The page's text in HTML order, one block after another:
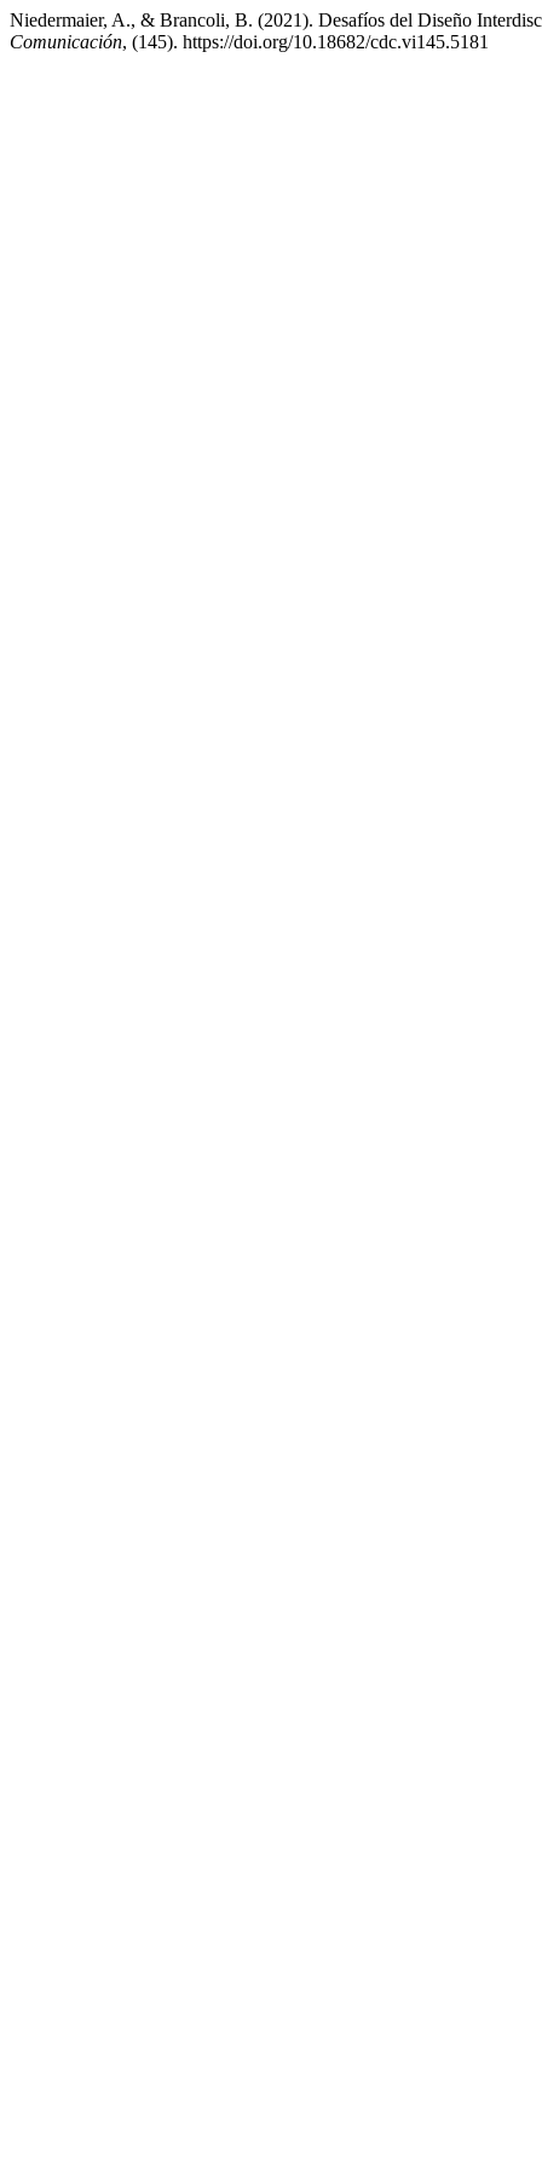
Niedermaier, A., & Brancoli, B. (2021). Desafíos del Diseño
Comunicación, (145). https://doi.org/10.18682/cdc.vi145.5181